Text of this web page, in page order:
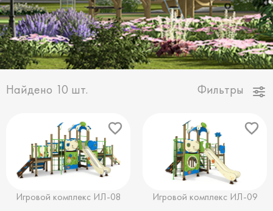
Фильтры
Найдено 10 шт.
Игровой комплекс ИЛ-08 Игровой комплекс ИЛ-09